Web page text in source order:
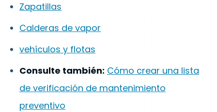
Zapatillas
Calderas de vapor
vehículos y flotas
Consulte también: Cómo crear una lista
de verificación de mantenimiento
preventivo